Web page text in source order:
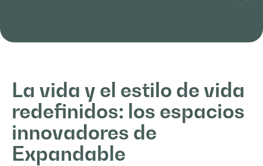
La vida y el estilo de vida
redefinidos: los espacios
innovadores de
Expandable